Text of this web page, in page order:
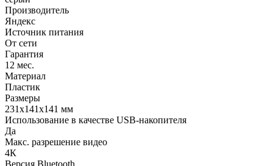
Производитель
Яндекс
Источник питания
От сети
Гарантия
12 мес.
Материал
Пластик
Размеры
231х141х141 мм
Использование в качестве USB-накопителя
Да
Макс. разрешение видео
4К
Версия Bluetooth